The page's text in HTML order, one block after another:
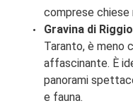
comprese chiese
Gravina di Riggio
Taranto, è meno
affascinante. È
panorami
e fauna.